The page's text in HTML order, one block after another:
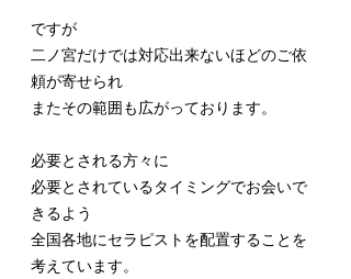
ですが
二ノ宮だけでは対応出来ないほどのご依
頼が寄せられ
またその範囲も広がっております。
必要とされる方々に
必要とされているタイミングでお会いで
きるよう
全国各地にセラピストを配置することを
考えています。